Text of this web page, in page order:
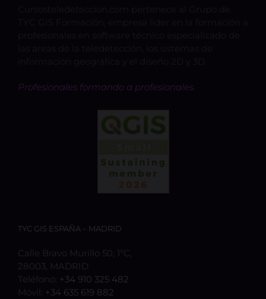
Profesionales formando a profesionales.
TYC GIS ESPAÑA – MADRID
Calle Bravo Murillo 50, 1ºC,
28003, MADRID
Teléfono: +34 910 325 482
Móvil: +34 635 619 882